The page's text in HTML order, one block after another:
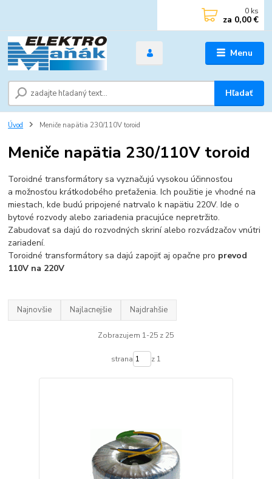
Menu
Hľadať
0 ks
za 0,00 €
Úvod Meniče napätia 230/110V toroid
Meniče napätia 230/110V toroid
Toroidné transformátory sa vyznačujú vysokou účinnosťou
a možnosťou krátkodobého preťaženia. Ich použitie je vhodné na
miestach, kde budú pripojené natrvalo k napätiu 220V. Ide o
bytové rozvody alebo zariadenia pracujúce nepretržito.
Zabudovať sa dajú do rozvodných skriní alebo rozvádzačov vnútri
zariadení.
Toroidné transformátory sa dajú zapojiť aj opačne pro prevod
110V na 220V
Najnovšie Najlacnejšie Najdrahšie
Zobrazujem 1-25 z 25
strana z 1